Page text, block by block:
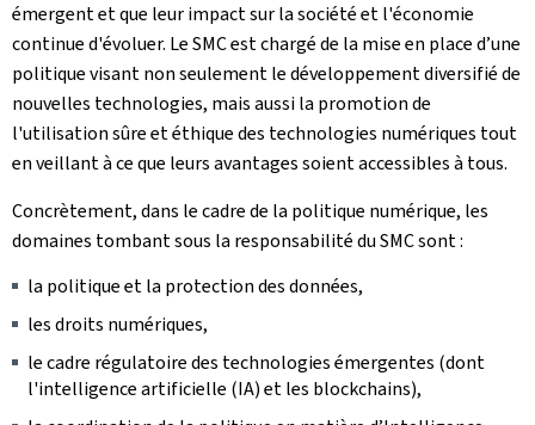
émergent et que leur impact sur la société et l'économie
continue d'évoluer. Le SMC est chargé de la mise en place d’une
politique visant non seulement le développement diversifié de
nouvelles technologies, mais aussi la promotion de
l'utilisation sûre et éthique des technologies numériques tout
en veillant à ce que leurs avantages soient accessibles à tous.
Concrètement, dans le cadre de la politique numérique, les
domaines tombant sous la responsabilité du SMC sont :
la politique et la protection des données,
les droits numériques,
le cadre régulatoire des technologies émergentes (dont
l'intelligence artificielle (IA) et les blockchains),